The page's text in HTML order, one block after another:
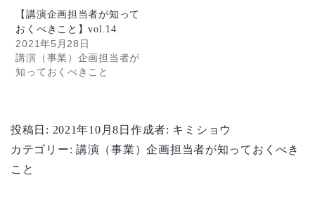
【講演企画担当者が知って
おくべきこと】vol.14
2021年5月28日
講演（事業）企画担当者が
知っておくべきこと
投稿日: 2021年10月8日 作成者: キミショウ
カテゴリー:講演（事業）企画担当者が知っておくべき
こと